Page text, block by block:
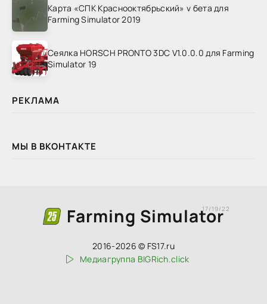
Карта «СПК Краснооктябрьский» v бета для
Farming Simulator 2019
Сеялка HORSCH PRONTO 3DC V1.0.0.0 для Farming
Simulator 19
РЕКЛАМА
МЫ В ВКОНТАКТЕ
Farming Simulator
17/19/22
2016-2026 © FS17.ru
Медиагруппа BIGRich.click